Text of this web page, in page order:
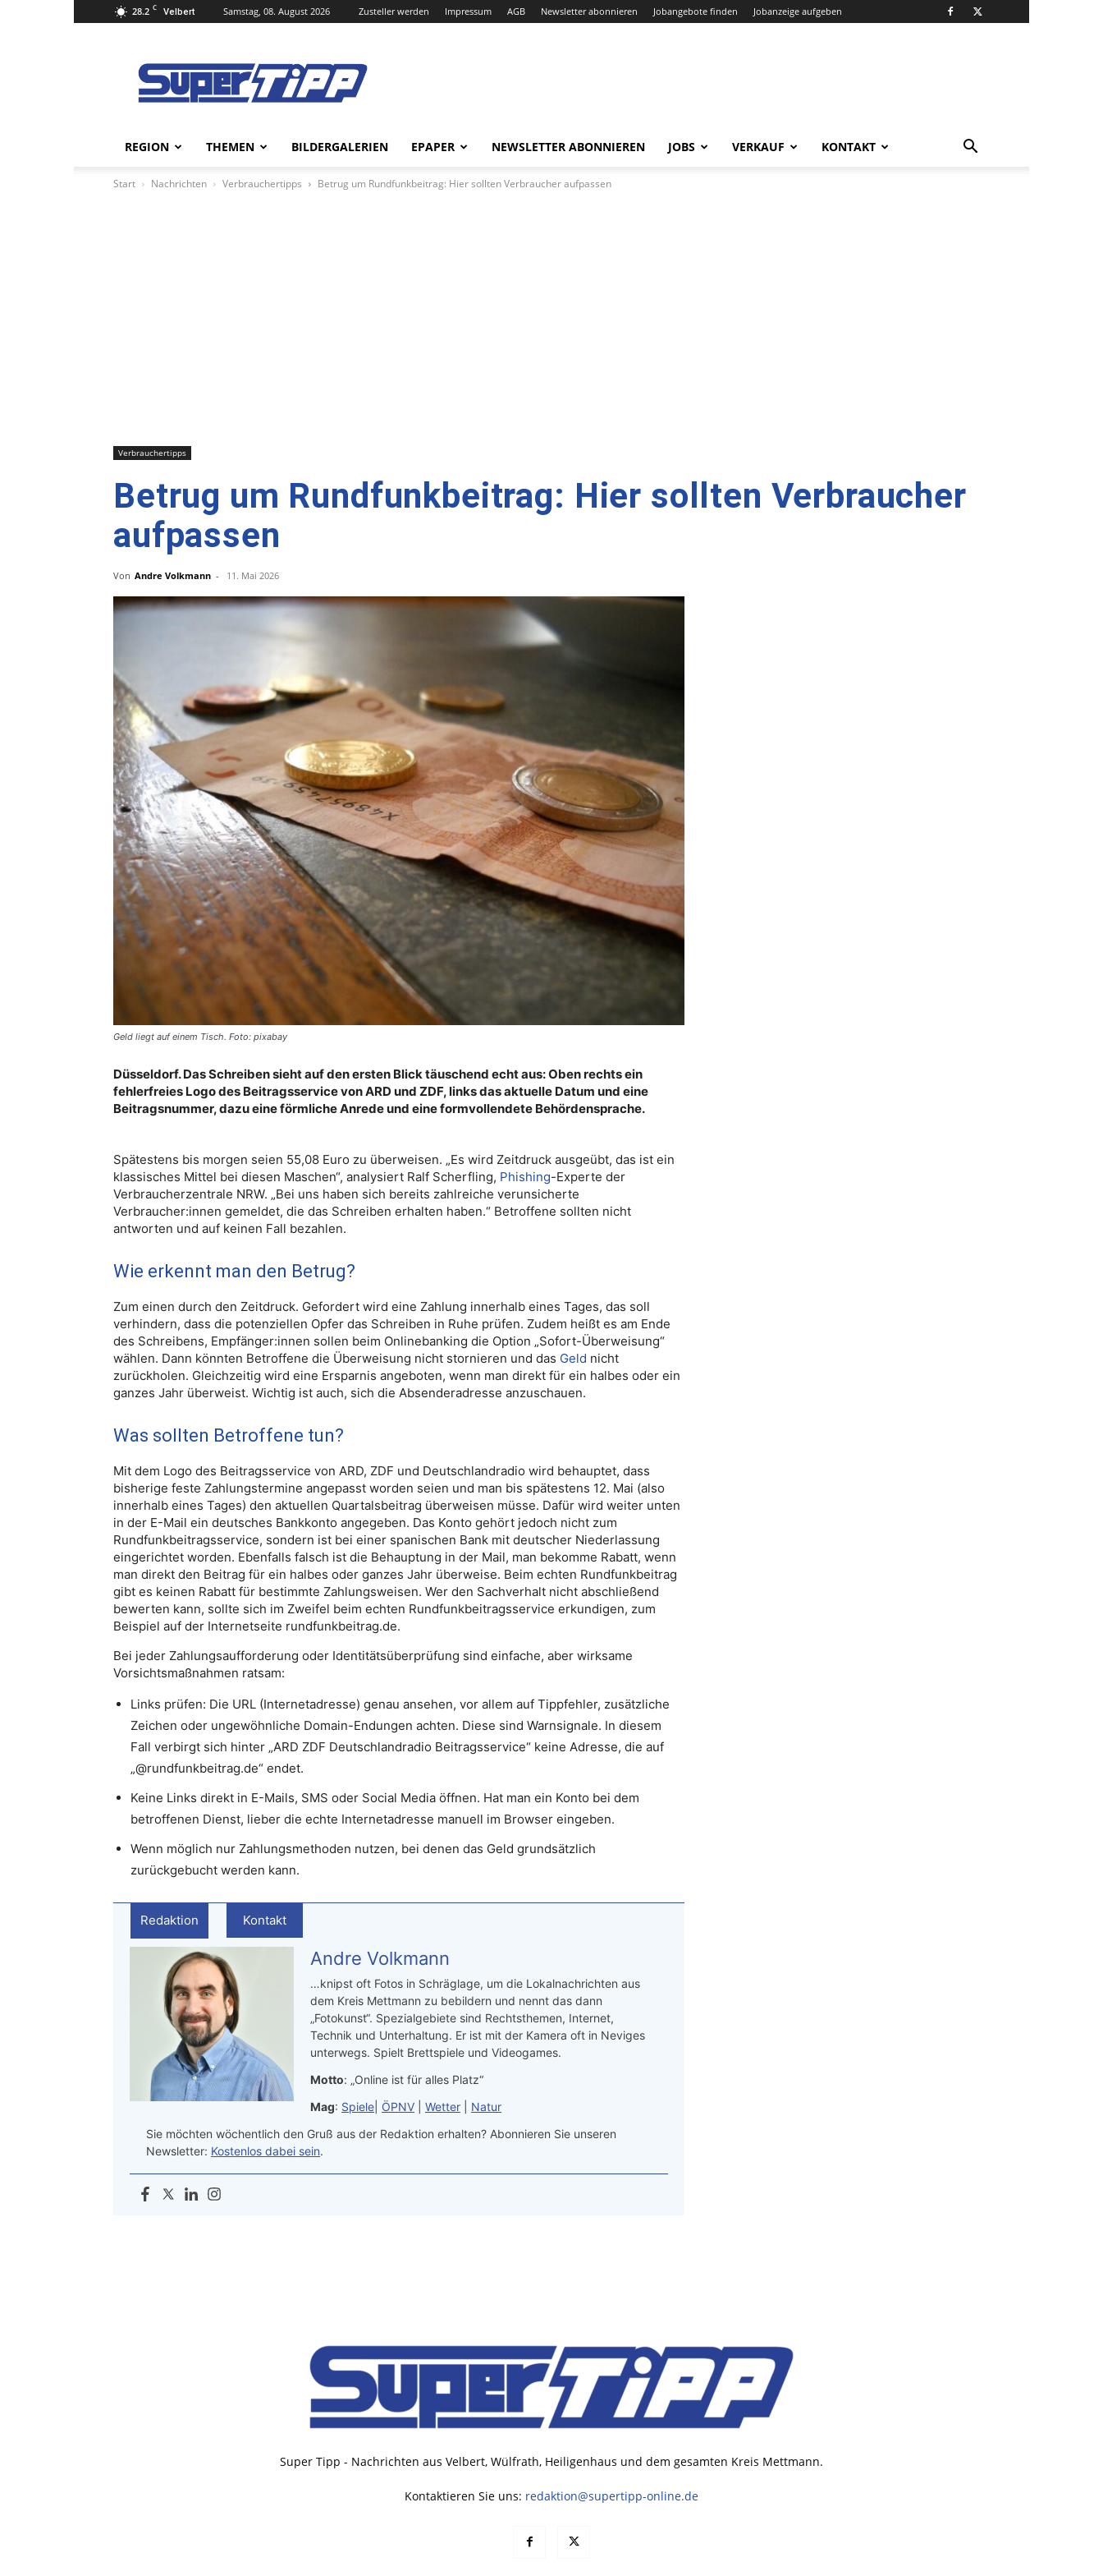
28.2 C Velbert Samstag, 08. August 2026 Zusteller werden Impressum AGB Newsletter abonnieren Jobangebote finden Jobanzeige aufgeben
Tipp
Online
REGION THEMEN BILDERGALERIEN EPAPER NEWSLETTER ABONNIEREN JOBS VERKAUF KONTAKT
Start Nachrichten Verbrauchertipps Betrug um Rundfunkbeitrag: Hier sollten Verbraucher aufpassen
Verbrauchertipps
Betrug um Rundfunkbeitrag: Hier sollten Verbraucher
aufpassen
Von Andre Volkmann - 11. Mai 2026
Geld liegt auf einem Tisch. Foto: pixabay
Düsseldorf. Das Schreiben sieht auf den ersten Blick täuschend echt aus: Oben rechts ein
fehlerfreies Logo des Beitragsservice von ARD und ZDF, links das aktuelle Datum und eine
Beitragsnummer, dazu eine förmliche Anrede und eine formvollendete Behördensprache.
Spätestens bis morgen seien 55,08 Euro zu überweisen. „Es wird Zeitdruck ausgeübt, das ist ein
klassisches Mittel bei diesen Maschen“, analysiert Ralf Scherfling, Phishing-Experte der
Verbraucherzentrale NRW. „Bei uns haben sich bereits zahlreiche verunsicherte
Verbraucher:innen gemeldet, die das Schreiben erhalten haben.“ Betroffene sollten nicht
antworten und auf keinen Fall bezahlen.
Wie erkennt man den Betrug?
Zum einen durch den Zeitdruck. Gefordert wird eine Zahlung innerhalb eines Tages, das soll
verhindern, dass die potenziellen Opfer das Schreiben in Ruhe prüfen. Zudem heißt es am Ende
des Schreibens, Empfänger:innen sollen beim Onlinebanking die Option „Sofort-Überweisung“
wählen. Dann könnten Betroffene die Überweisung nicht stornieren und das Geld nicht
zurückholen. Gleichzeitig wird eine Ersparnis angeboten, wenn man direkt für ein halbes oder ein
ganzes Jahr überweist. Wichtig ist auch, sich die Absenderadresse anzuschauen.
Was sollten Betroffene tun?
Mit dem Logo des Beitragsservice von ARD, ZDF und Deutschlandradio wird behauptet, dass
bisherige feste Zahlungstermine angepasst worden seien und man bis spätestens 12. Mai (also
innerhalb eines Tages) den aktuellen Quartalsbeitrag überweisen müsse. Dafür wird weiter unten
in der E-Mail ein deutsches Bankkonto angegeben. Das Konto gehört jedoch nicht zum
Rundfunkbeitragsservice, sondern ist bei einer spanischen Bank mit deutscher Niederlassung
eingerichtet worden. Ebenfalls falsch ist die Behauptung in der Mail, man bekomme Rabatt, wenn
man direkt den Beitrag für ein halbes oder ganzes Jahr überweise. Beim echten Rundfunkbeitrag
gibt es keinen Rabatt für bestimmte Zahlungsweisen. Wer den Sachverhalt nicht abschließend
bewerten kann, sollte sich im Zweifel beim echten Rundfunkbeitragsservice erkundigen, zum
Beispiel auf der Internetseite rundfunkbeitrag.de.
Bei jeder Zahlungsaufforderung oder Identitätsüberprüfung sind einfache, aber wirksame
Vorsichtsmaßnahmen ratsam:
Links prüfen: Die URL (Internetadresse) genau ansehen, vor allem auf Tippfehler, zusätzliche
Zeichen oder ungewöhnliche Domain-Endungen achten. Diese sind Warnsignale. In diesem
Fall verbirgt sich hinter „ARD ZDF Deutschlandradio Beitragsservice“ keine Adresse, die auf
„@rundfunkbeitrag.de“ endet.
Keine Links direkt in E-Mails, SMS oder Social Media öffnen. Hat man ein Konto bei dem
betroffenen Dienst, lieber die echte Internetadresse manuell im Browser eingeben.
Wenn möglich nur Zahlungsmethoden nutzen, bei denen das Geld grundsätzlich
zurückgebucht werden kann.
Redaktion Kontakt
Andre Volkmann
…knipst oft Fotos in Schräglage, um die Lokalnachrichten aus
dem Kreis Mettmann zu bebildern und nennt das dann
„Fotokunst“. Spezialgebiete sind Rechtsthemen, Internet,
Technik und Unterhaltung. Er ist mit der Kamera oft in Neviges
unterwegs. Spielt Brettspiele und Videogames.
Motto: „Online ist für alles Platz“
Mag: Spiele ÖPNV Wetter
Natur
Sie möchten wöchentlich den Gruß aus der Redaktion erhalten? Abonnieren Sie unseren
Newsletter: Kostenlos dabei sein.
Super Tipp - Nachrichten aus Velbert, Wülfrath, Heiligenhaus und dem gesamten Kreis Mettmann.
Kontaktieren Sie uns: redaktion@supertipp-online.de